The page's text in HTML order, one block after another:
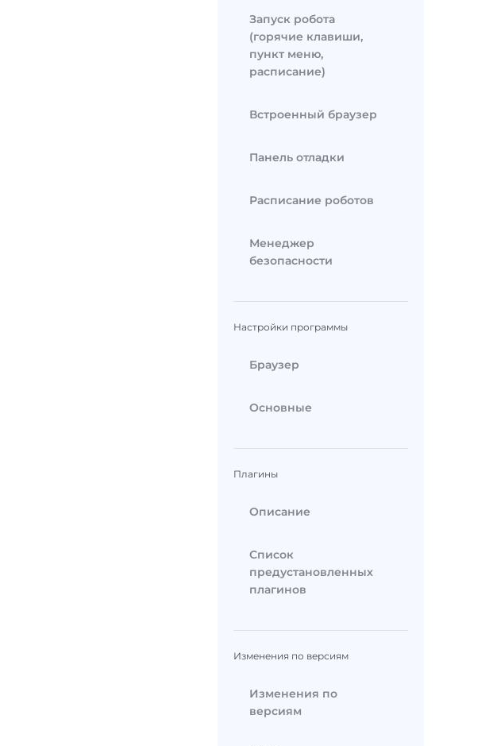
Запуск робота
(горячие клавиши,
пункт меню,
расписание)
Встроенный браузер
Панель отладки
Расписание роботов
Менеджер
безопасности
Настройки программы
Браузер
Основные
Плагины
Описание
Список
предустановленных
плагинов
Изменения по версиям
Изменения по
версиям